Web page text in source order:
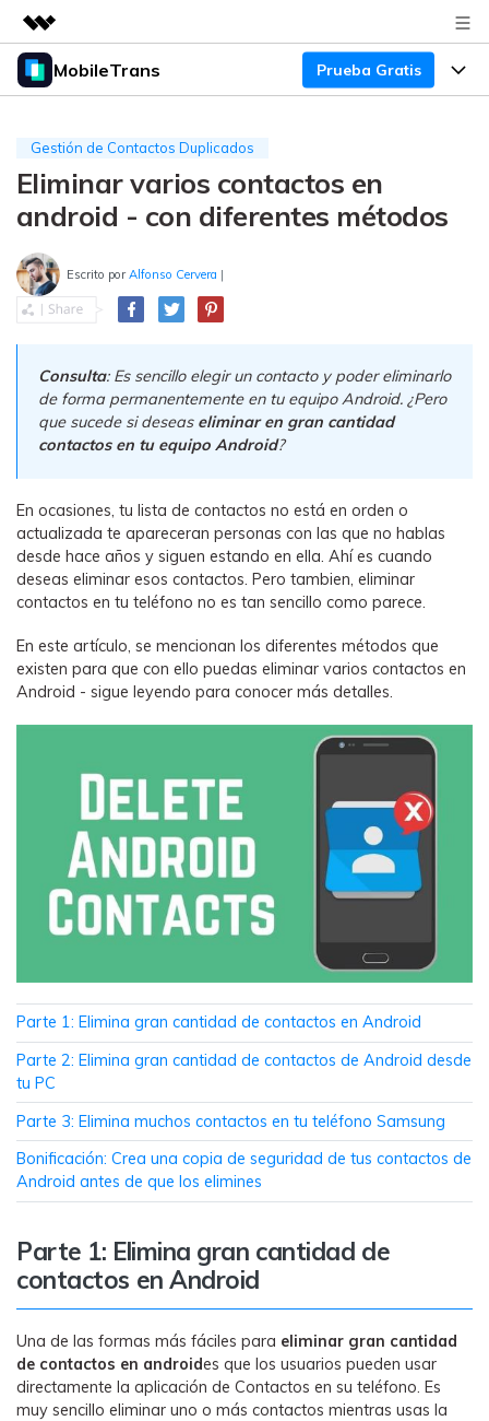
Productos destacados
Utilidades
Soluciones
Quiénes somos
Tienda
MobileTrans Prueba Gratis
Para Escritorio
Pasa datos de WhatsApp de
Android a iPhone o viceversa. Hace
y restaura copias de seguridad de
Respaldo y Restauración
Realiza y restaura copias de
seguridad de más de 18 tipos de
WhatsApp.
Transferencia de Datos de un
Celular a Otro
videos, SMS y otros tipos de
archivos de un teléfono a otro y a la
PC.
Mutsapper (Alias: Wutsapper)
Transfiere datos de WhatsApp y
WhatsApp Business sin restablecer los
valores de fábrica.
MobileTrans App
Transfiere datos del teléfono, de
WhatsApp y archivos entre dispositivos
iOS y Android.
Welastseen
WeLastseen te tiene al tanto de todo en
WhatsApp.
Precios
Precios para Mac
Descuentos Educativos
Guía de Usuario
Más Soporte
Blog
Tendencias
Concursos y eventos
Buscar
Descargar
Gestión de Contactos Duplicados
Eliminar varios contactos en
android - con diferentes métodos
Escrito porAlfonso Cervera |
Consulta: Es sencillo elegir un contacto y poder eliminarlo
de forma permanentemente en tu equipo Android. ¿Pero
que sucede si deseas eliminar en gran cantidad
contactos en tu equipo Android?
En ocasiones, tu lista de contactos no está en orden o
actualizada te apareceran personas con las que no hablas
desde hace años y siguen estando en ella. Ahí es cuando
deseas eliminar esos contactos. Pero tambien, eliminar
contactos en tu teléfono no es tan sencillo como parece.
En este artículo, se mencionan los diferentes métodos que
existen para que con ello puedas eliminar varios contactos en
Android - sigue leyendo para conocer más detalles.
Parte 1: Elimina gran cantidad de contactos en Android
Parte 2: Elimina gran cantidad de contactos de Android desde
tu PC
Parte 3: Elimina muchos contactos en tu teléfono Samsung
Bonificación: Crea una copia de seguridad de tus contactos de
Android antes de que los elimines
Parte 1: Elimina gran cantidad de
contactos en Android
Una de las formas más fáciles para eliminar gran cantidad
de contactos en androides que los usuarios pueden usar
directamente la aplicación de Contactos en su teléfono. Es
muy sencillo eliminar uno o más contactos mientras usas la